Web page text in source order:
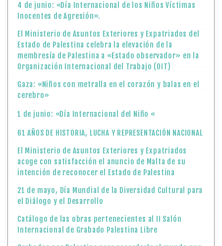
4 de junio: «Día Internacional de los Niños Víctimas
Inocentes de Agresión».
El Ministerio de Asuntos Exteriores y Expatriados del
Estado de Palestina celebra la elevación de la
membresía de Palestina a «Estado observador» en la
Organización Internacional del Trabajo (OIT)
Gaza: «Niños con metralla en el corazón y balas en el
cerebro»
1 de junio: «Día Internacional del Niño «
61 AÑOS DE HISTORIA, LUCHA Y REPRESENTACIÓN NACIONAL
El Ministerio de Asuntos Exteriores y Expatriados
acoge con satisfacción el anuncio de Malta de su
intención de reconocer el Estado de Palestina
21 de mayo, Día Mundial de la Diversidad Cultural para
el Diálogo y el Desarrollo
Catálogo de las obras pertenecientes al II Salón
Internacional de Grabado Palestina Libre